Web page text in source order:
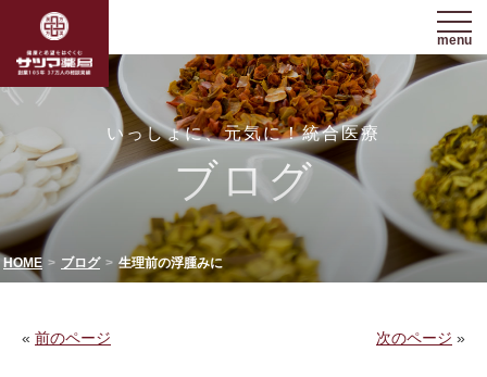
menu
いっしょに、元気に！統合医療
ブログ
HOME ブログ 生理前の浮腫みに
« 前のページ 次のページ »